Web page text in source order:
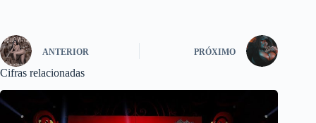
ANTERIOR PRÓXIMO
Cifras relacionadas